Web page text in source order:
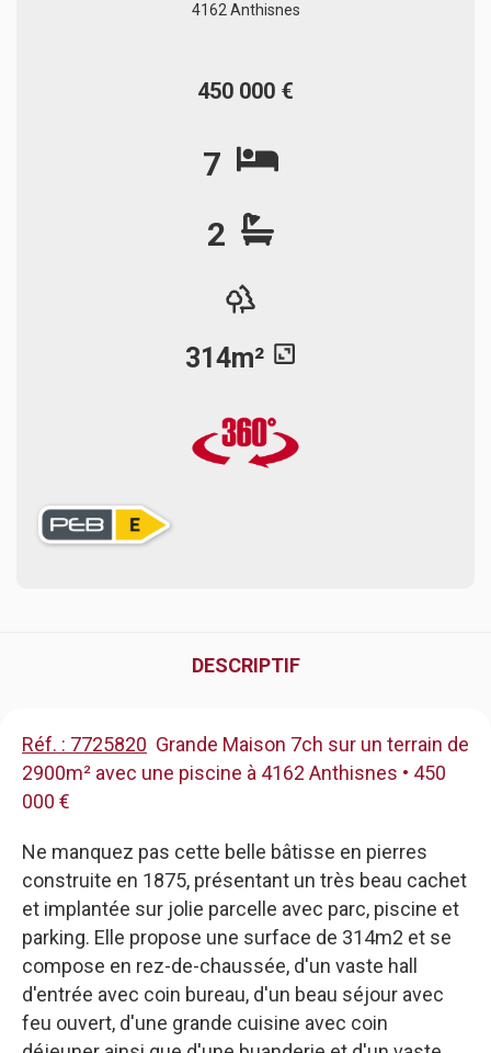
4162 Anthisnes
450 000 €
7
2
314m²
DESCRIPTIF
Réf. : 7725820 Grande Maison 7ch sur un terrain de
2900m² avec une piscine à 4162 Anthisnes • 450
000 €
Ne manquez pas cette belle bâtisse en pierres
construite en 1875, présentant un très beau cachet
et implantée sur jolie parcelle avec parc, piscine et
parking. Elle propose une surface de 314m2 et se
compose en rez-de-chaussée, d'un vaste hall
d'entrée avec coin bureau, d'un beau séjour avec
feu ouvert, d'une grande cuisine avec coin